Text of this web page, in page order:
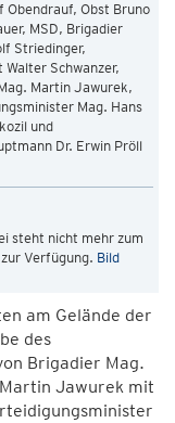
Obendrauf, Obst Bruno
MSD, Brigadier
Striedinger,
Walter Schwanzer,
Martin Jawurek,
Mag. Hans
und
Dr. Erwin Pröll
steht nicht mehr zum
Verfügung. Bild
am Gelände der
des
Brigadier Mag.
Jawurek mit